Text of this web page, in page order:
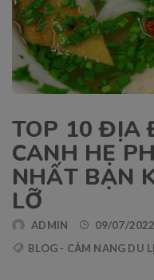
TOP 10 ĐỊA
CANH HẸ
NHẤT BẠN
LỠ
ADMIN
09/07/2022
BLOG - CẢM NANG DU